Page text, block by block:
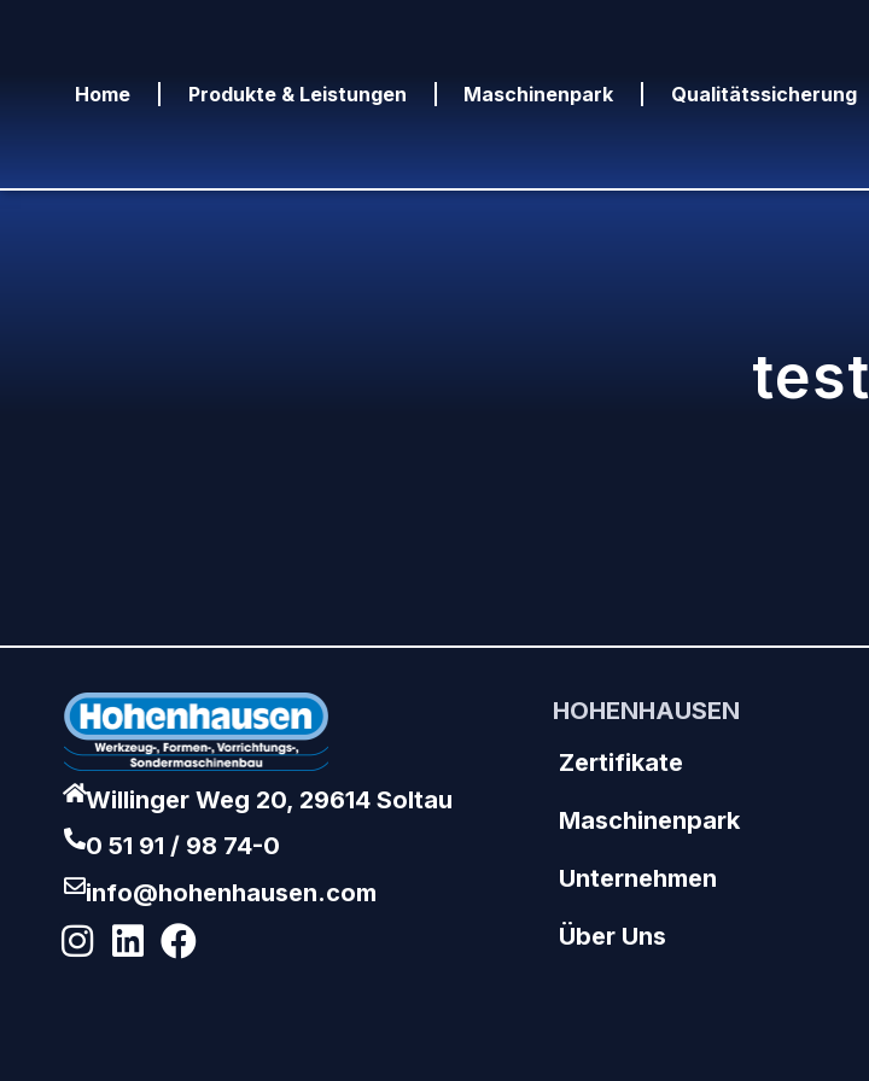
Home Produkte & Leistungen Maschinenpark Qualitätssicherung
test
Willinger Weg 20, 29614 Soltau
0 51 91 / 98 74-0
info@hohenhausen.com
HOHENHAUSEN
Zertifikate
Maschinenpark
Unternehmen
Über Uns